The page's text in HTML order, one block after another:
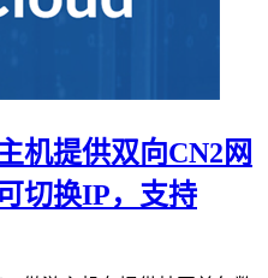
机提供双向CN2网
切换IP，支持